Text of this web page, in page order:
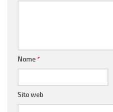
Nome*
Sito web